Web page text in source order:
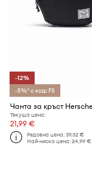
-12%
-5%* с код: FS
Текуща цена:
21,99 €
Редовна цена:39,32 €
Най-ниска цена:24,99 €